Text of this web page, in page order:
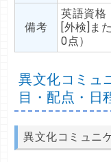
備考
英語資格
[外検]ま
0点）
異文化コミュ
目・配点・日
異文化コミュニ